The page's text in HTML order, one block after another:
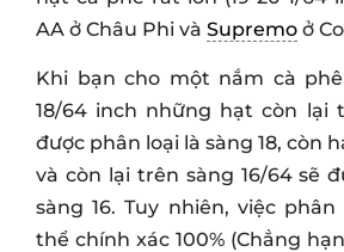
AA ở Châu Phi và Supremo ở
Khi bạn cho một nắm cà
18/64 inch những hạt còn lại
được phân loại là sàng 18, còn
và còn lại trên sàng 16/64 sẽ
sàng 16. Tuy nhiên, việc
thể chính xác 100% (Chẳng